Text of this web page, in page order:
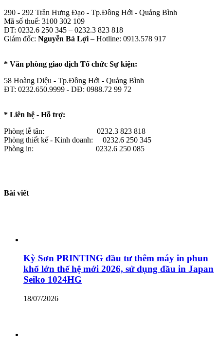
290 - 292 Trần Hưng Đạo - Tp.Đồng Hới - Quảng Bình
Mã số thuế: 3100 302 109
ĐT: 0232.6 250 345 – 0232.3 823 818
Giám đốc: Nguyễn Bá Lợi – Hotline: 0913.578 917
* Văn phòng giao dịch Tổ chức Sự kiện:
58 Hoàng Diệu - Tp.Đồng Hới - Quảng Bình
ĐT: 0232.650.9999 - DĐ: 0988.72 99 72
* Liên hệ - Hỗ trợ:
Phòng lễ tân: 0232.3 823 818
Phòng thiết kế - Kinh doanh: 0232.6 250 345
Phòng in: 0232.6 250 085
Bài viết
Kỳ Sơn PRINTING đầu tư thêm máy in phun
khổ lớn thế hệ mới 2026, sử dụng đầu in Japan
Seiko 1024HG
18/07/2026